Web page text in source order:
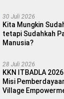
30 Juli 2026
Kita Mungkin
tetapi Sudahkah
Manusia?
28 Juli 2026
KKN ITBADLA
Misi
Village